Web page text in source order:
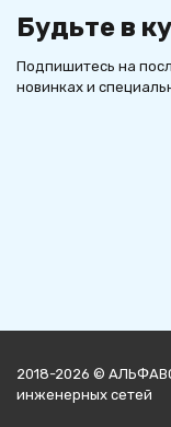
Будьте в
Подпишитесь на
новинках и
2018-2026 ©
инженерных сетей